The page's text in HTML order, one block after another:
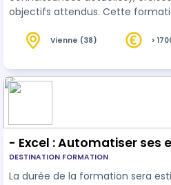
objectifs attendus. Cette formation vous
une approche sous forme de
sur l'utilisation de ce logiciel. A
formation, la création et
Vienne (38) >
- Excel : Automatiser ses
DESTINATION FORMATION
La durée de la formation sera